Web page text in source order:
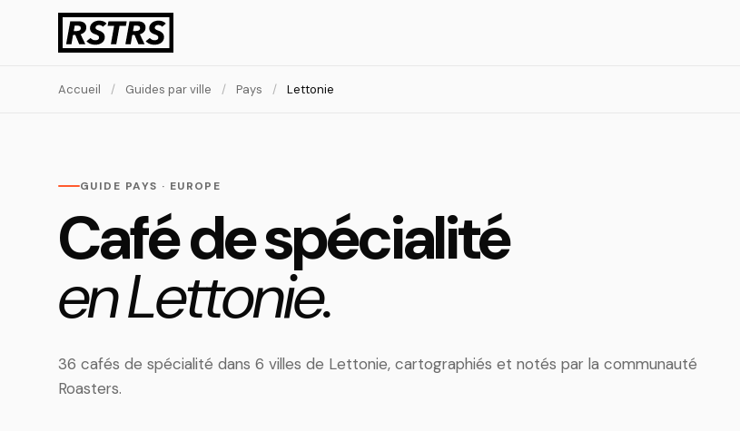
Accueil / Guides par ville / Pays / Lettonie
GUIDE PAYS · EUROPE
Café de spécialité
en Lettonie.
36 cafés de spécialité dans 6 villes de Lettonie, cartographiés et notés par la communauté
Roasters.